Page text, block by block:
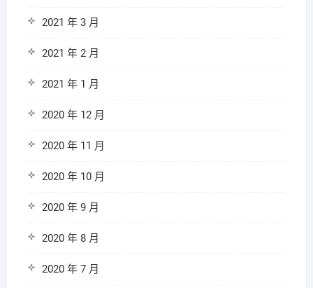
2021 年 3 月
2021 年 2 月
2021 年 1 月
2020 年 12 月
2020 年 11 月
2020 年 10 月
2020 年 9 月
2020 年 8 月
2020 年 7 月